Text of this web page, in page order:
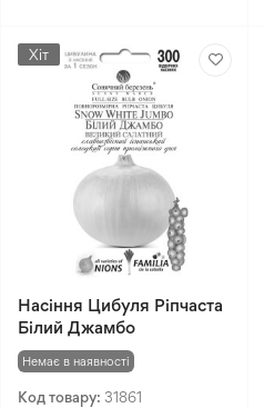
Хіт
Насіння Цибуля Ріпчаста
Білий Джамбо
Немає в наявності
Код товару: 31861